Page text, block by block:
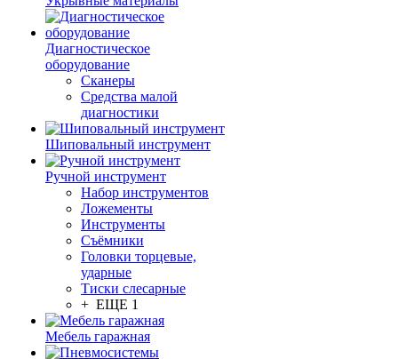
Диагностическое
оборудование
Сканеры
Средства малой
диагностики
Шиповальный инструмент
Ручной инструмент
Набор инструментов
Ложементы
Инструменты
Съёмники
Головки торцевые,
ударные
Тиски слесарные
+ ЕЩЕ 1
Мебель гаражная